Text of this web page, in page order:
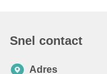
Laat de plastic
Vermelding van de